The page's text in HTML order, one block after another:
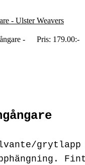
- Ulster Weavers
Pris: 179.00:-
grytlapp